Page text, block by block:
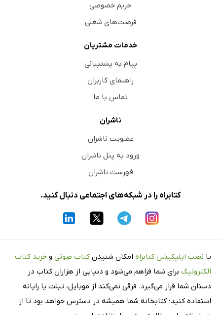
حریم خصوصی
فرصت‌های شغلی
خدمات مشتریان
پیام به پشتیبانی
راهنمای کاربران
تماس با ما
ناشران
عضویت ناشران
ورود به پنل ناشران
فهرست ناشران
کتابراه را در شبکه‌های اجتماعی دنبال کنید.
با نصب اپلیکیشن کتابراه امکان شنیدن کتاب صوتی و خرید کتاب
الکترونیک برای شما فراهم می‌شود و دنیایی از هزاران کتاب در
دستان شما قرار می‌گیرد. فرقی نمی‌کند از موبایل، تبلت یا رایانه
استفاده کنید؛ کتابخانه شما همیشه در دسترس خواهد بود تا از